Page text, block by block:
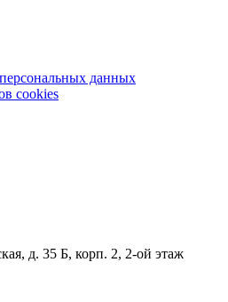
данных
cookies
д. 35 Б, корп. 2, 2-ой этаж